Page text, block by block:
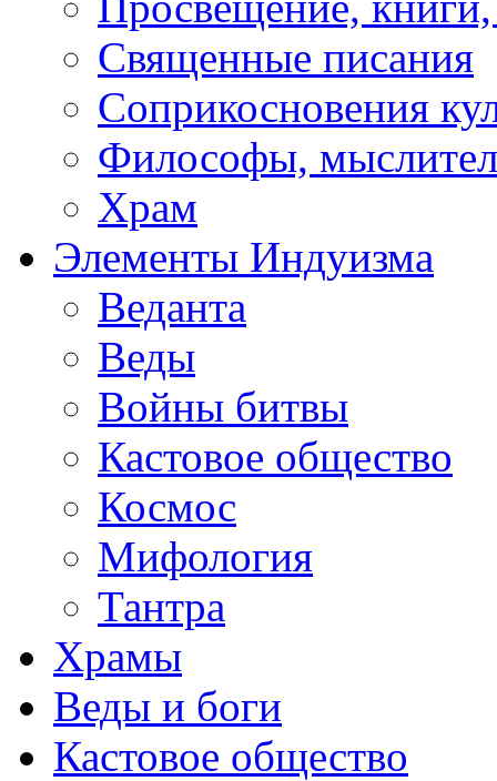
Священные писания
Соприкосновения
Философы,
Храм
Элементы Индуизма
Веданта
Веды
Войны битвы
Кастовое общество
Космос
Мифология
Тантра
Храмы
Веды и боги
Кастовое общество